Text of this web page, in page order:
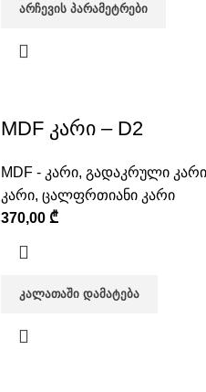
ᲐᲠᲩᲔᲕᲘᲡ ᲞᲐᲠᲐᲛᲔᲢᲠᲔᲑᲘ
MDF კარი – D2
MDF - კარი, გადაკრული კარი
კარი, ცალფრთიანი კარი
370,00 ₾
ᲙᲐᲚᲐᲗᲐᲨᲘ ᲓᲐᲛᲐᲢᲔᲑᲐ